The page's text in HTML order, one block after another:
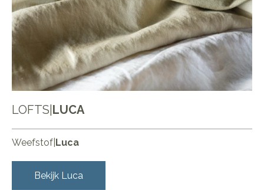
LOFTS LUCA
Weefstof Luca
Bekijk Luca